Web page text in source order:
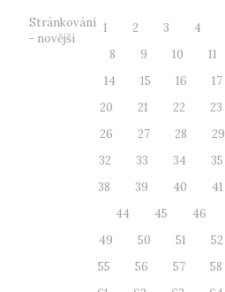
Stránkování
- novější
1 2 3 4
8
9 10 11
14
15 16 17
20
21 22 23
26
27 28 29
32
33 34 35
38
39 40 41
44
45 46
49
50 51 52
55
56 57 58